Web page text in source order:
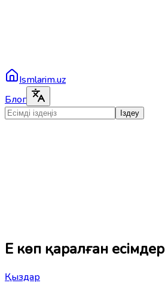
Ismlarim.uz
Блог
Іздеу
Ең көп қаралған есімдер
Қыздар